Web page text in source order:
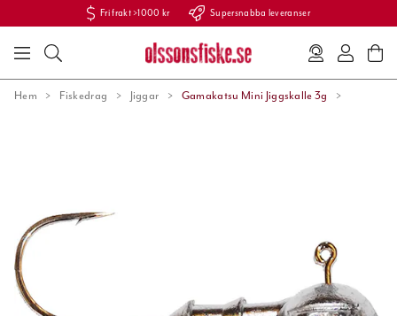
Fri frakt >1000 kr Supersnabba leveranser
Hem Fiskedrag Jiggar Gamakatsu Mini Jiggskalle 3g